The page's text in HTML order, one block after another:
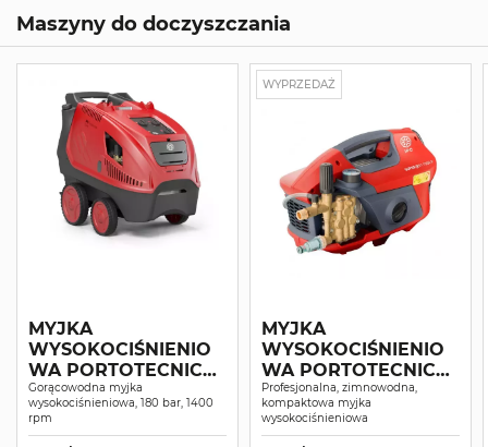
Maszyny do doczyszczania
MYJKA
WYSOKOCIŚNIENIO
WA PORTOTECNICA
GALAX-H4 D1813P4 T
Gorącowodna myjka
wysokociśnieniowa, 180 bar, 1400
rpm
WYPRZEDAŻ
MYJKA
WYSOKOCIŚNIENIO
WA PORTOTECNICA
SUPERJET 1609P
Profesjonalna, zimnowodna,
kompaktowa myjka
wysokociśnieniowa